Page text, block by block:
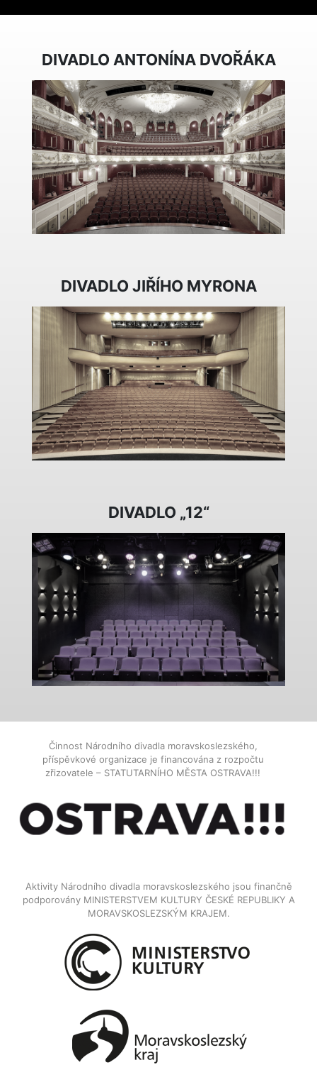
DIVADLO ANTONÍNA DVOŘÁKA
DIVADLO JIŘÍHO MYRONA
DIVADLO „12“
Činnost Národního divadla moravskoslezského,
příspěvkové organizace je financována z rozpočtu
zřizovatele – STATUTARNÍHO MĚSTA OSTRAVA!!!
Aktivity Národního divadla moravskoslezského jsou finančně
podporovány MINISTERSTVEM KULTURY ČESKÉ REPUBLIKY A
MORAVSKOSLEZSKÝM KRAJEM.